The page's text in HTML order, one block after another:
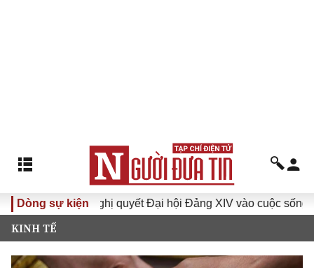
Dòng sự kiện
Đưa Nghị quyết Đại hội Đảng XIV vào cuộc sống
KINH TẾ